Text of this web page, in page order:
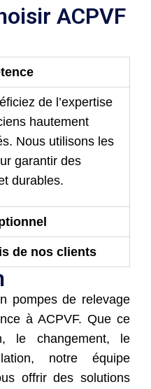
ACPVF
de l’expertise
hautement
Nous utilisons les
garantir des
durables.
de nos clients
pompes de relevage
à ACPVF. Que ce
le changement, le
notre équipe
offrir des solutions